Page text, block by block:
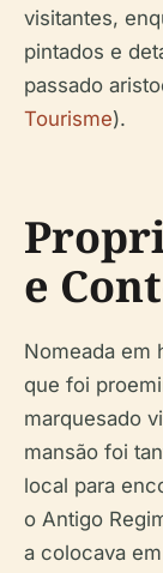
visitantes,
pintados e
passado
Tourisme).
e
Nomeada em
que foi
marquesado
mansão foi
local para
o Antigo
a colocava